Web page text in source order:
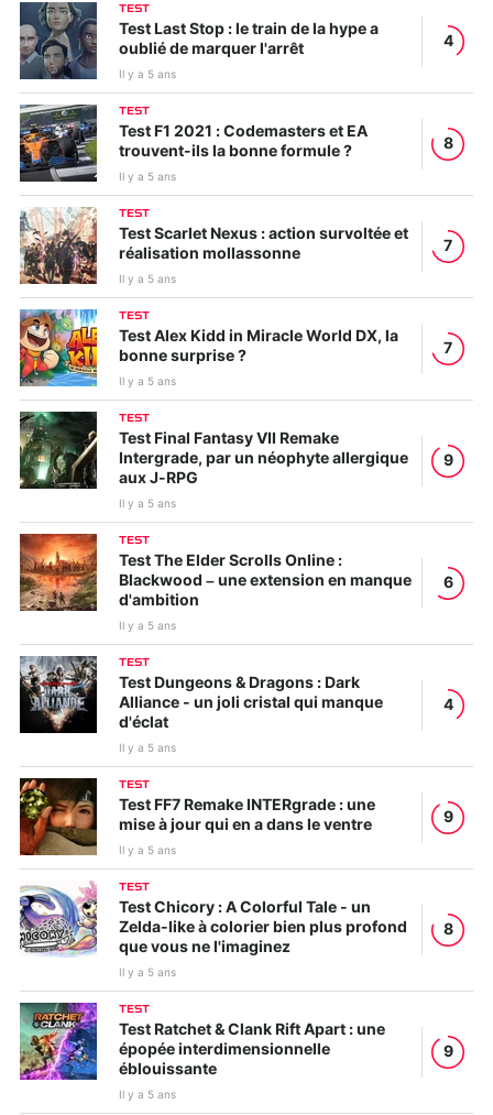
TEST
Test Last Stop : le train de la hype a
oublié de marquer l'arrêt
Il y a 5 ans
4
TEST
Test F1 2021 : Codemasters et EA
trouvent-ils la bonne formule ?
Il y a 5 ans
8
TEST
Test Scarlet Nexus : action survoltée et
réalisation mollassonne
Il y a 5 ans
7
TEST
Test Alex Kidd in Miracle World DX, la
bonne surprise ?
Il y a 5 ans
7
TEST
Test Final Fantasy VII Remake
Intergrade, par un néophyte allergique
aux J-RPG
Il y a 5 ans
9
TEST
Test The Elder Scrolls Online :
Blackwood – une extension en manque
d'ambition
Il y a 5 ans
6
TEST
Test Dungeons & Dragons : Dark
Alliance - un joli cristal qui manque
d'éclat
Il y a 5 ans
4
TEST
Test FF7 Remake INTERgrade : une
mise à jour qui en a dans le ventre
Il y a 5 ans
9
TEST
Test Chicory : A Colorful Tale - un
Zelda-like à colorier bien plus profond
que vous ne l'imaginez
Il y a 5 ans
8
TEST
Test Ratchet & Clank Rift Apart : une
épopée interdimensionnelle
éblouissante
Il y a 5 ans
9